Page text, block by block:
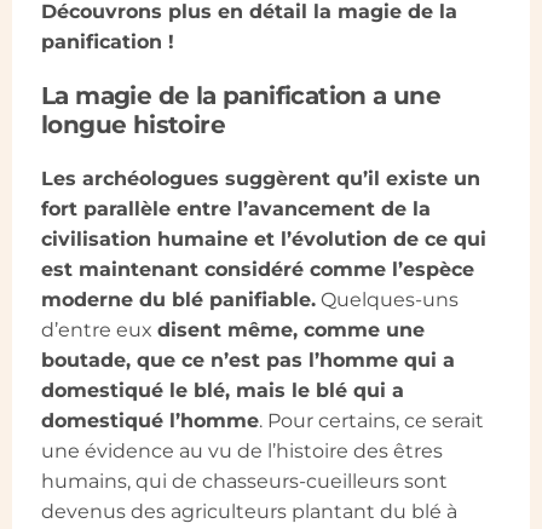
Découvrons plus en détail la magie de la
panification !
La magie de la panification a une
longue histoire
Les archéologues suggèrent qu’il existe un
fort parallèle entre l’avancement de la
civilisation humaine et l’évolution de ce qui
est maintenant considéré comme l’espèce
moderne du blé panifiable. Quelques-uns
d’entre eux disent même, comme une
boutade, que ce n’est pas l’homme qui a
domestiqué le blé, mais le blé qui a
domestiqué l’homme. Pour certains, ce serait
une évidence au vu de l’histoire des êtres
humains, qui de chasseurs-cueilleurs sont
devenus des agriculteurs plantant du blé à